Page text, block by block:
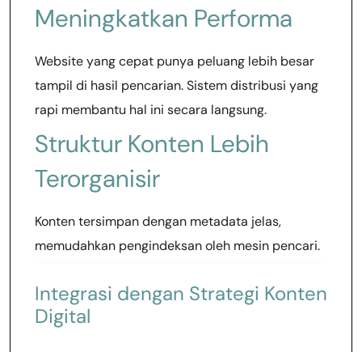
Meningkatkan Performa
Website yang cepat punya peluang lebih besar
tampil di hasil pencarian. Sistem distribusi yang
rapi membantu hal ini secara langsung.
Struktur Konten Lebih
Terorganisir
Konten tersimpan dengan metadata jelas,
memudahkan pengindeksan oleh mesin pencari.
Integrasi dengan Strategi Konten
Digital